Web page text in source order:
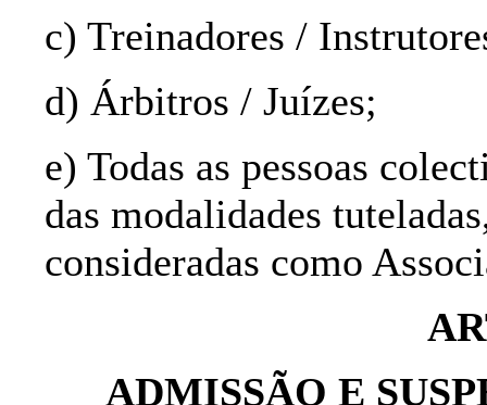
c) Treinadores /
d) Árbitros / Juízes;
e) Todas as pessoas
das modalidades
consideradas como
ADMISSÃO E